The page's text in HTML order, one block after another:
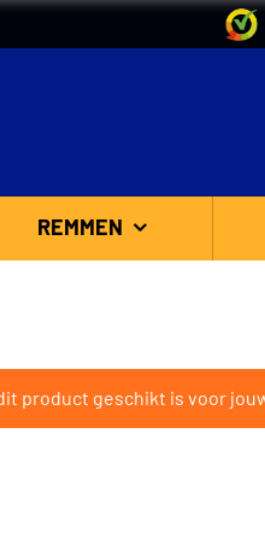
REMMEN
product geschikt is voor